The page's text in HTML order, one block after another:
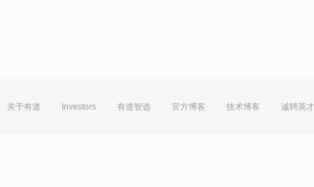
关于有道 Investors 有道智选 官方博客 技术博客 诚聘英才